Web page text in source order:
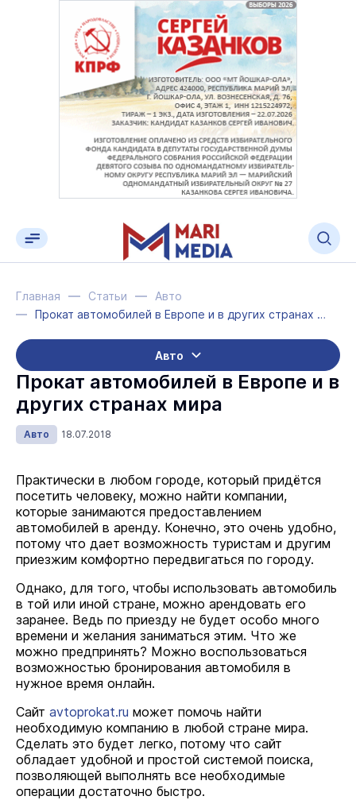
Главная Статьи
Авто
Прокат автомобилей в Европе и в других странах мира
Авто
Прокат автомобилей в Европе и в
других странах мира
Авто 18.07.2018
Практически в любом городе, который придётся
посетить человеку, можно найти компании,
которые занимаются предоставлением
автомобилей в аренду. Конечно, это очень удобно,
потому что дает возможность туристам и другим
приезжим комфортно передвигаться по городу.
Однако, для того, чтобы использовать автомобиль
в той или иной стране, можно арендовать его
заранее. Ведь по приезду не будет особо много
времени и желания заниматься этим. Что же
можно предпринять? Можно воспользоваться
возможностью бронирования автомобиля в
нужное время онлайн.
Сайт avtoprokat.ru может помочь найти
необходимую компанию в любой стране мира.
Сделать это будет легко, потому что сайт
обладает удобной и простой системой поиска,
позволяющей выполнять все необходимые
операции достаточно быстро.